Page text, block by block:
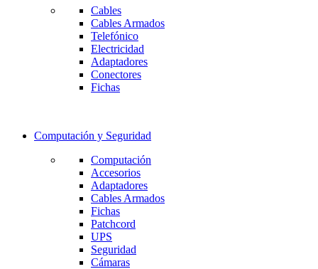
Cables
Cables Armados
Telefónico
Electricidad
Adaptadores
Conectores
Fichas
Computación y Seguridad
Computación
Accesorios
Adaptadores
Cables Armados
Fichas
Patchcord
UPS
Seguridad
Cámaras